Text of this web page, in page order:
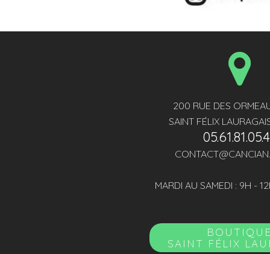
200 RUE DES
SAINT FÉLIX
MARDI AU SAMEDI : 9H -
SAINT FÉLIX